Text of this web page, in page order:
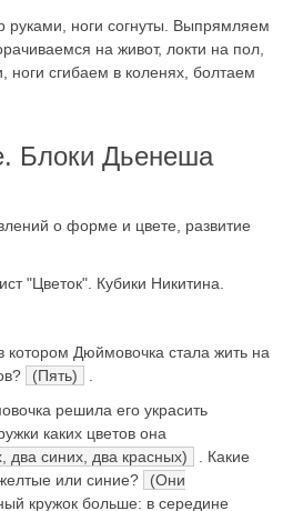
руками, ноги согнуты. Выпрямляем
на живот, локти на пол,
сгибаем в коленях, болтаем
Блоки Дьенеша
о форме и цвете, развитие
"Цветок". Кубики Никитина.
котором Дюймовочка стала жить на
(Пять)
решила его украсить
каких цветов она
два синих, два красных)
. Какие
или синие?
(Они
кружок больше: в середине